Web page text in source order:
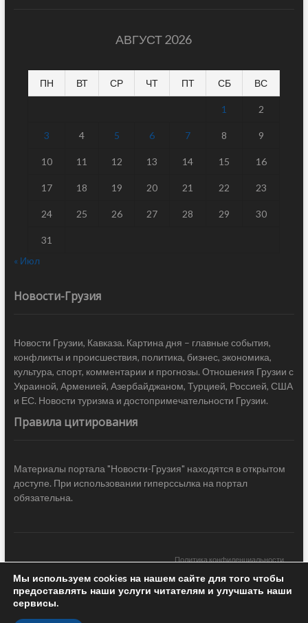
АВГУСТ 2026
ПН ВТ СР ЧТ ПТ СБ ВС
1 2
3 4 5 6 7 8 9
10 11 12 13 14 15 16
17 18 19 20 21 22 23
24 25 26 27 28 29 30
31
« Июл
Новости-Грузия
Новости Грузии, Кавказа. Картина дня – главные события,
конфликты и происшествия, политика, бизнес, экономика,
культура, спорт, комментарии и прогнозы. Отношения Грузии с
Украиной, Арменией, Азербайджаном, Турцией, Россией, США
и ЕС. Новости туризма и достопримечательности Грузии.
Правила цитирования
Материалы портала "Новости-Грузия" находятся в открытом
доступе. При использовании гиперссылка на портал
обязательна.
Политика конфиденциальности
Новости Грузии| Black Sea Press LTD © 2020 All Rights Reserved /
Design & development —
Мы используем cookies на нашем сайте для того чтобы
предоставлять наши услуги читателям и улучшать наши
сервисы.